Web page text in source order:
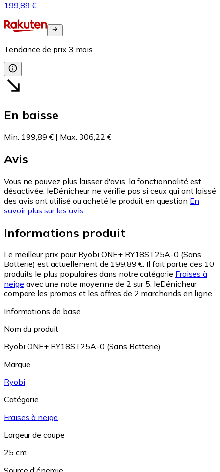
199,89 €
Tendance de prix 3 mois
En baisse
Min: 199,89 € | Max: 306,22 €
Avis
Vous ne pouvez plus laisser d'avis, la fonctionnalité est
désactivée. leDénicheur ne vérifie pas si ceux qui ont laissé
des avis ont utilisé ou acheté le produit en question En
savoir plus sur les avis.
Informations produit
Le meilleur prix pour Ryobi ONE+ RY18ST25A-0 (Sans
Batterie) est actuellement de 199,89 €. Il fait partie des 10
produits le plus populaires dans notre catégorie Fraises à
neige avec une note moyenne de 2 sur 5. leDénicheur
compare les promos et les offres de 2 marchands en ligne.
Informations de base
Nom du produit
Ryobi ONE+ RY18ST25A-0 (Sans Batterie)
Marque
Ryobi
Catégorie
Fraises à neige
Largeur de coupe
25 cm